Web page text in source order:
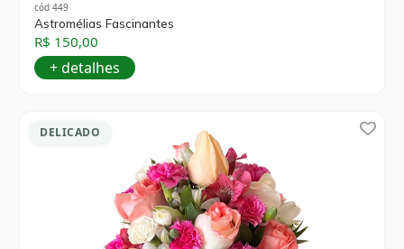
cód 449
Astromélias Fascinantes
R$ 150,00
+ detalhes
DELICADO